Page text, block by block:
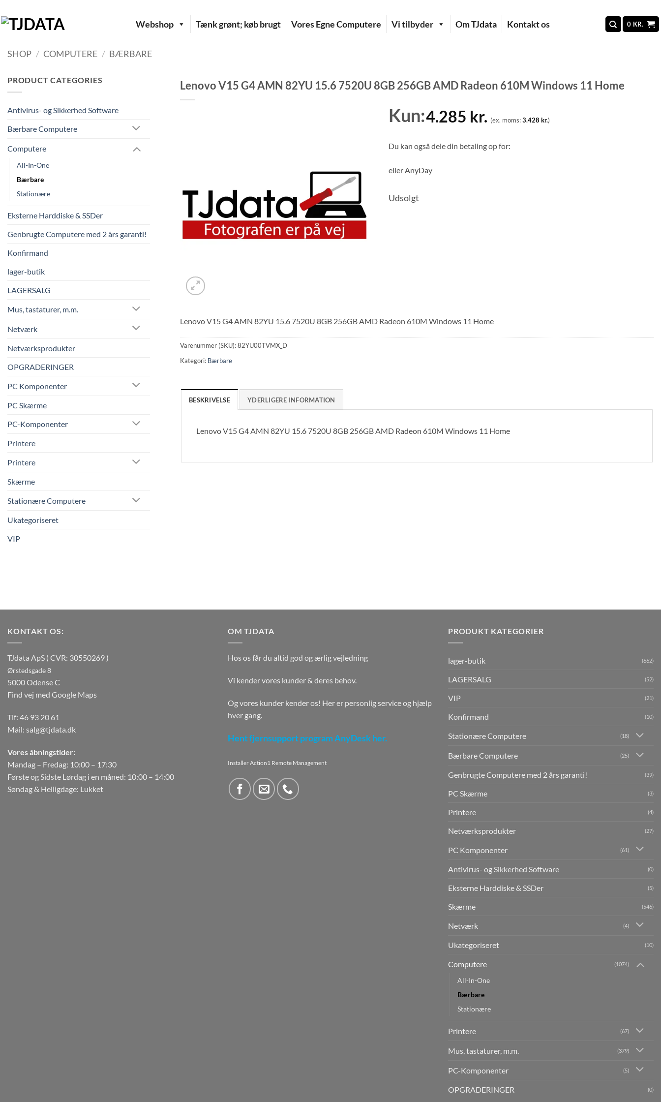
til
indhold
Webshop Tænk grønt; køb brugt Vores Egne Computere Vi tilbyder Om TJdata Kontakt os 0 KR.
SHOP / COMPUTERE / BÆRBARE
PRODUCT CATEGORIES
Antivirus- og Sikkerhed Software
Bærbare Computere
Computere
All-In-One
Bærbare
Stationære
Eksterne Harddiske & SSDer
Genbrugte Computere med 2 års garanti!
Konfirmand
lager-butik
LAGERSALG
Mus, tastaturer, m.m.
Netværk
Netværksprodukter
OPGRADERINGER
PC Komponenter
PC Skærme
PC-Komponenter
Printere
Printere
Skærme
Stationære Computere
Ukategoriseret
VIP
Lenovo V15 G4 AMN 82YU 15.6 7520U 8GB 256GB AMD Radeon 610M Windows 11 Home
Kun:4.285 kr. (ex. moms:3.428kr.)
Du kan også dele din betaling op for:
ellerAnyDay
Udsolgt
Lenovo V15 G4 AMN 82YU 15.6 7520U 8GB 256GB AMD Radeon 610M Windows 11 Home
Varenummer (SKU):82YU00TVMX_D
Kategori: Bærbare
BESKRIVELSE YDERLIGERE INFORMATION
Lenovo V15 G4 AMN 82YU 15.6 7520U 8GB 256GB AMD Radeon 610M Windows 11 Home
KONTAKT OS:
TJdata ApS ( CVR: 30550269 )
Ørstedsgade 8
5000 Odense C
Find vej med Google Maps
Tlf: 46 93 20 61
Mail: salg@tjdata.dk
Vores åbningstider:
Mandag – Fredag: 10:00 – 17:30
Første og Sidste Lørdag i en måned: 10:00 – 14:00
Søndag & Helligdage: Lukket
OM TJDATA
Hos os får du altid god og ærlig vejledning
Vi kender vores kunder & deres behov.
Og vores kunder kender os! Her er personlig service og hjælp
hver gang.
Hent fjernsupport program AnyDesk her.
Installer Action1 Remote Management
PRODUKT KATEGORIER
lager-butik (662)
LAGERSALG (52)
VIP (21)
Konfirmand (10)
Stationære Computere (18)
Bærbare Computere (25)
Genbrugte Computere med 2 års garanti! (39)
PC Skærme (3)
Printere (4)
Netværksprodukter (27)
PC Komponenter (61)
Antivirus- og Sikkerhed Software (0)
Eksterne Harddiske & SSDer (5)
Skærme (546)
Netværk (4)
Ukategoriseret (10)
Computere (1074)
All-In-One
Bærbare
Stationære
Printere (67)
Mus, tastaturer, m.m. (379)
PC-Komponenter (5)
OPGRADERINGER (0)